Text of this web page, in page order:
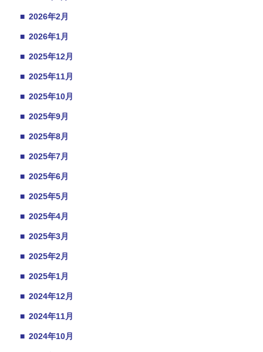
■ 2026年2月
■ 2026年1月
■ 2025年12月
■ 2025年11月
■ 2025年10月
■ 2025年9月
■ 2025年8月
■ 2025年7月
■ 2025年6月
■ 2025年5月
■ 2025年4月
■ 2025年3月
■ 2025年2月
■ 2025年1月
■ 2024年12月
■ 2024年11月
■ 2024年10月